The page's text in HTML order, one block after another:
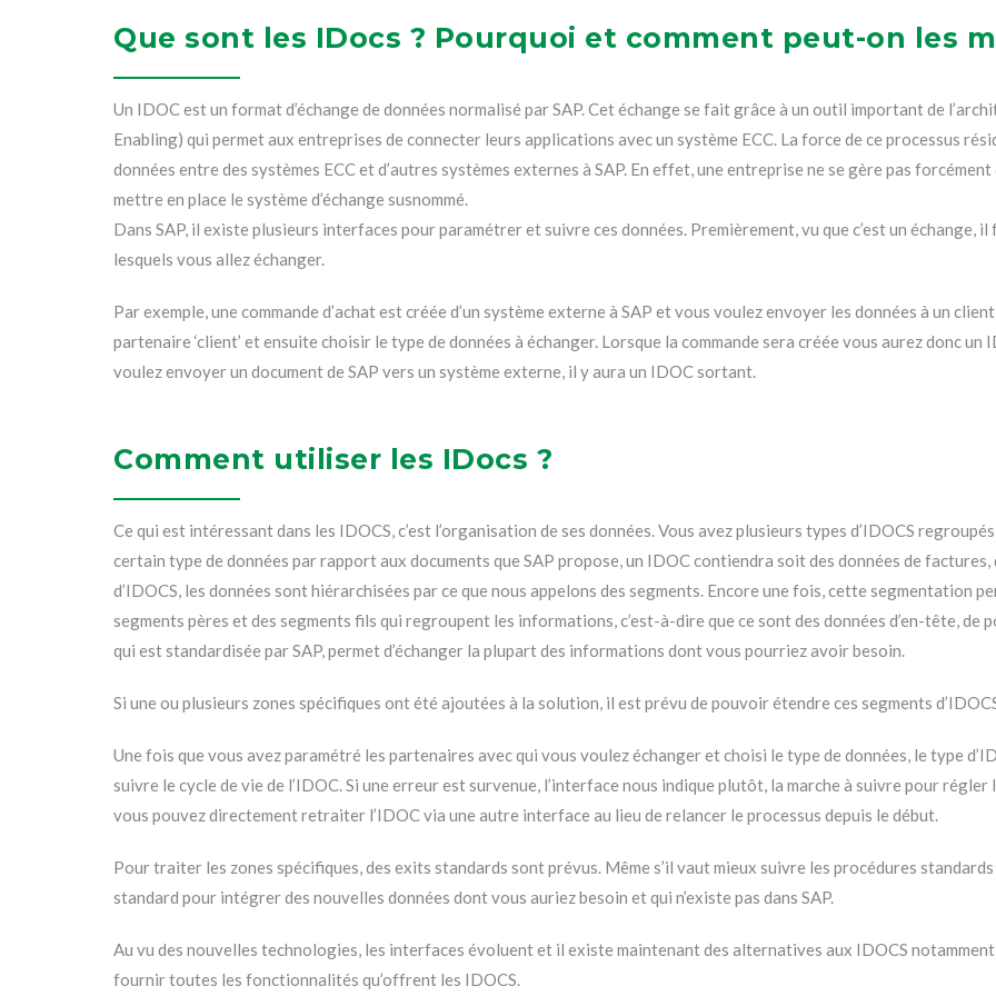
Que sont les IDocs ? Pourquoi et comment peut-on les
Un IDOC est un format d’échange de données normalisé par SAP. Cet échange se fait grâce à un outil important de
Enabling) qui permet aux entreprises de connecter leurs applications avec un système ECC. La force de ce processus
données entre des systèmes ECC et d’autres systèmes externes à SAP. En effet, une entreprise ne se gère pas forcément
mettre en place le système d’échange susnommé.
Dans SAP, il existe plusieurs interfaces pour paramétrer et suivre ces données. Premièrement, vu que c’est un échange,
lesquels vous allez échanger.
Par exemple, une commande d’achat est créée d’un système externe à SAP et vous voulez envoyer les données à un
partenaire ‘client’ et ensuite choisir le type de données à échanger. Lorsque la commande sera créée vous aurez donc
voulez envoyer un document de SAP vers un système externe, il y aura un IDOC sortant.
Comment utiliser les IDocs ?
Ce qui est intéressant dans les IDOCS, c’est l’organisation de ses données. Vous avez plusieurs types d’IDOCS
certain type de données par rapport aux documents que SAP propose, un IDOC contiendra soit des données de factures,
d’IDOCS, les données sont hiérarchisées par ce que nous appelons des segments. Encore une fois, cette segmentation
segments pères et des segments fils qui regroupent les informations, c’est-à-dire que ce sont des données d’en-tête,
qui est standardisée par SAP, permet d’échanger la plupart des informations dont vous pourriez avoir besoin.
Si une ou plusieurs zones spécifiques ont été ajoutées à la solution, il est prévu de pouvoir étendre ces segments
Une fois que vous avez paramétré les partenaires avec qui vous voulez échanger et choisi le type de données, le type
suivre le cycle de vie de l’IDOC. Si une erreur est survenue, l’interface nous indique plutôt, la marche à suivre pour
vous pouvez directement retraiter l’IDOC via une autre interface au lieu de relancer le processus depuis le début.
Pour traiter les zones spécifiques, des exits standards sont prévus. Même s’il vaut mieux suivre les procédures
standard pour intégrer des nouvelles données dont vous auriez besoin et qui n’existe pas dans SAP.
Au vu des nouvelles technologies, les interfaces évoluent et il existe maintenant des alternatives aux IDOCS
fournir toutes les fonctionnalités qu’offrent les IDOCS.